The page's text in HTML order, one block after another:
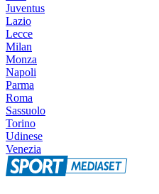
Juventus
Lazio
Lecce
Milan
Monza
Napoli
Parma
Roma
Sassuolo
Torino
Udinese
Venezia